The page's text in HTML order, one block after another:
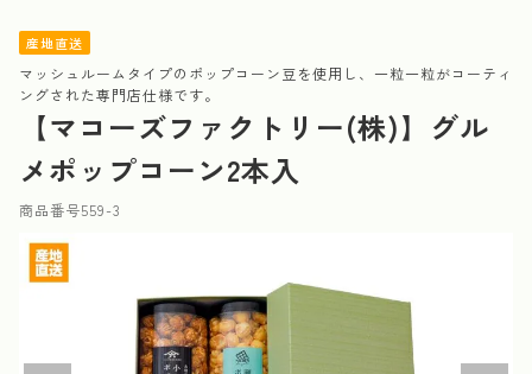
産地直送
マッシュルームタイプのポップコーン豆を使用し、一粒一粒がコーティ
ングされた専門店仕様です。
【マコーズファクトリー(株)】グル
メポップコーン2本入
商品番号559-3